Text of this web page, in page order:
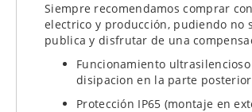
Siempre recomendamos comprar
electrico y producción, pudiendo no
publica y disfrutar de una
Funcionamiento
disipacion en la parte
Protección IP65 (montaje en